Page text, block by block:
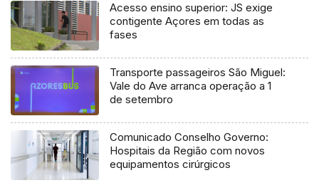
Acesso ensino superior: JS exige
contigente Açores em todas as
fases
Transporte passageiros São Miguel:
Vale do Ave arranca operação a 1
de setembro
Comunicado Conselho Governo:
Hospitais da Região com novos
equipamentos cirúrgicos